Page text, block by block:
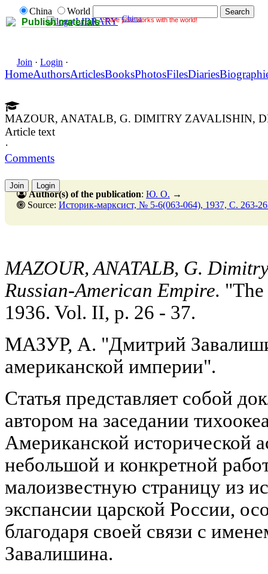
Publish materials Share your works with the world!
China
World
LIBRARY China
Join · Login ·
HomeAuthorsArticlesBooksPhotosFilesDiaries
MAZOUR, ANATALB, G. DIMITRY ZAVALISHIN,
Article text
·
Comments
Join Login
Author(s) of the publication: Ю. О. →
Source: Историк-марксист, № 5-6(063-064), 1937, C. 263-
MAZOUR, ANATALB, G.
Russian-American Empire.
1936. Vol. II, p. 26 - 37.
МАЗУР, А. "Дмитрий
американской империи".
Статья представляет собой
автором на заседании
Американской исторической
небольшой и конкретной
малоизвестную страницу из
экспансии царской России,
благодаря своей связи с
Завалишина.